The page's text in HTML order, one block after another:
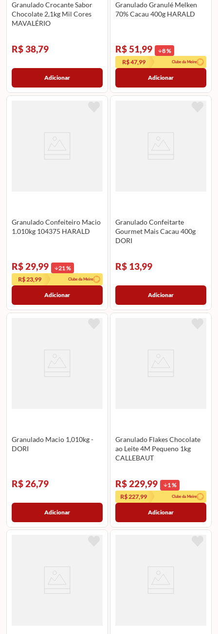
Granulado Crocante Sabor
Chocolate 2,1kg Mil Cores
MAVALÉRIO
R$ 38,79
Adicionar
Granulado Granulé Melken
70% Cacau 400g HARALD
R$ 51,99 8%
R$ 47,99
Clube da Meire
Adicionar
Granulado Confeiteiro Macio
1.010kg 104375 HARALD
R$ 29,99 21%
R$ 23,99
Clube da Meire
Adicionar
Granulado Confeitarte
Gourmet Mais Cacau 400g
DORI
R$ 13,99
Adicionar
Granulado Macio 1,010kg -
DORI
R$ 26,79
Adicionar
Granulado Flakes Chocolate
ao Leite 4M Pequeno 1kg
CALLEBAUT
R$ 229,99 1%
R$ 227,99
Clube da Meire
Adicionar